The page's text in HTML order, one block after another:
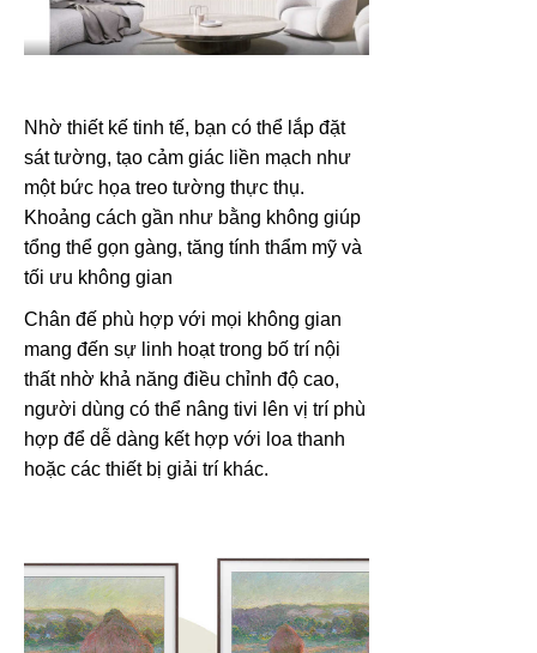
Nhờ thiết kế tinh tế, bạn có thể lắp đặt
sát tường, tạo cảm giác liền mạch như
một bức họa treo tường thực thụ.
Khoảng cách gần như bằng không giúp
tổng thể gọn gàng, tăng tính thẩm mỹ và
tối ưu không gian
Chân đế phù hợp với mọi không gian
mang đến sự linh hoạt trong bố trí nội
thất nhờ khả năng điều chỉnh độ cao,
người dùng có thể nâng tivi lên vị trí phù
hợp để dễ dàng kết hợp với loa thanh
hoặc các thiết bị giải trí khác.